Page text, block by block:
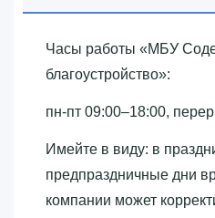
Часы работы «‎МБУ
благоустройство»‎:
пн-пт 09:00–18:00,
Имейте в виду: в
предпраздничные дни
компании может